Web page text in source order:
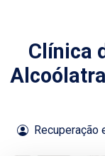
Clínica
Recuperação